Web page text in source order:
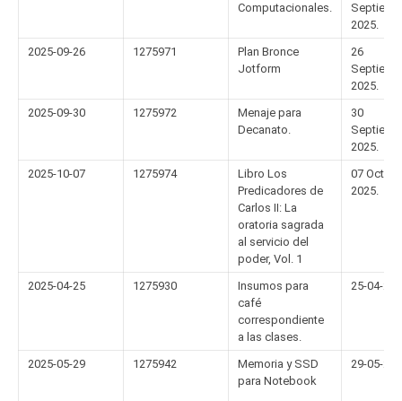
Computacionales.
2025.
2025-09-26
1275971
Plan Bronce
Jotform
26
2025.
2025-09-30
1275972
Menaje para
Decanato.
30
2025.
2025-10-07
1275974
Libro Los
Predicadores de
Carlos II: La
oratoria sagrada
al servicio del
poder, Vol. 1
07
2025.
2025-04-25 1275930
Insumos para
café
correspondiente
a las clases.
25-04-
2025-05-29 1275942
Memoria y SSD
para Notebook
29-05-